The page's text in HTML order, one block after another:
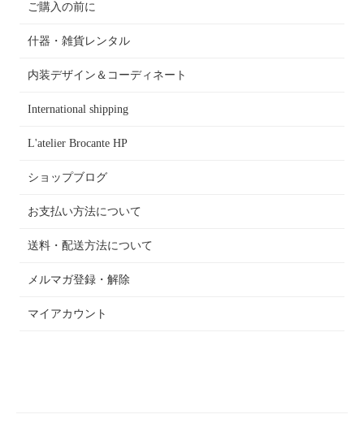
ご購入の前に
什器・雑貨レンタル
内装デザイン＆コーディネート
International shipping
L'atelier Brocante HP
ショップブログ
お支払い方法について
送料・配送方法について
メルマガ登録・解除
マイアカウント